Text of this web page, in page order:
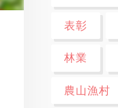
表彰
林業
農山漁村